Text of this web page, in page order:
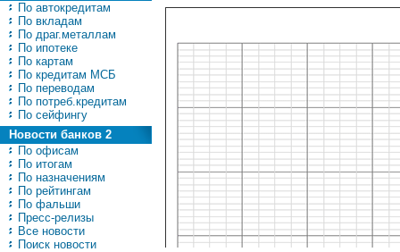
По автокредитам
По вкладам
По драг.металлам
По ипотеке
По картам
По кредитам МСБ
По переводам
По потреб.кредитам
По сейфингу
Новости банков 2
По офисам
По итогам
По назначениям
По рейтингам
По фальши
Пресс-релизы
Все новости
Поиск новости